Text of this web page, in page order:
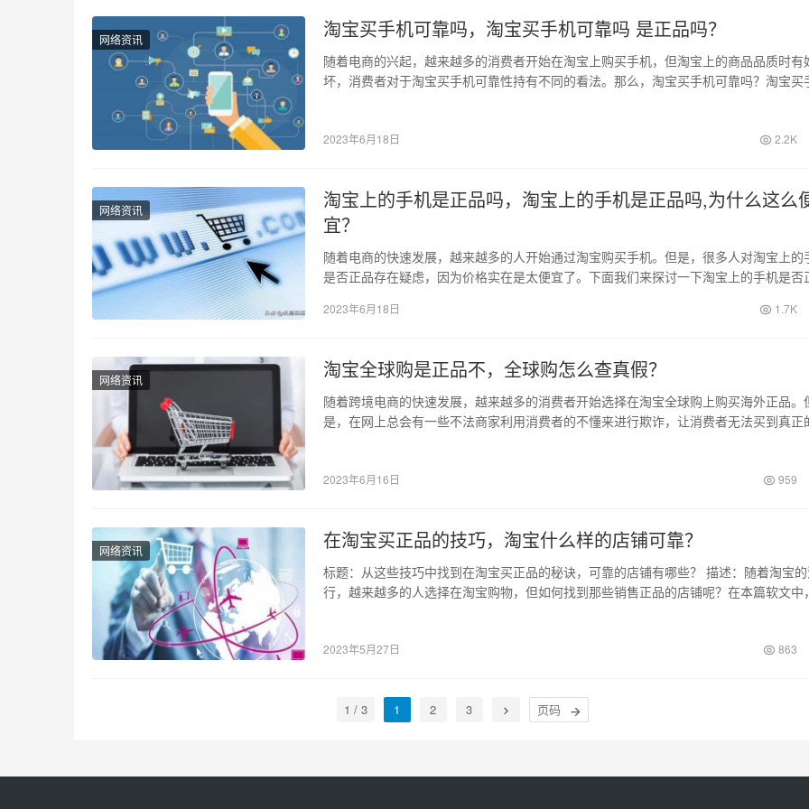
网络资讯 淘宝买手机可靠吗，淘宝买手机可靠吗 是正品吗？
随着电商的兴起，越来越多的消费者开始在淘宝上购买手机，但淘宝上的商品品质时有
坏，消费者对于淘宝买手机可靠性持有不同的看法。那么，淘宝买手机可靠吗？淘宝买
2023年6月18日 2.2K
网络资讯
淘宝上的手机是正品吗，淘宝上的手机是正品吗,为什么这么
宜？
随着电商的快速发展，越来越多的人开始通过淘宝购买手机。但是，很多人对淘宝上的
是否正品存在疑虑，因为价格实在是太便宜了。下面我们来探讨一下淘宝上的手机是否
2023年6月18日 1.7K
网络资讯 淘宝全球购是正品不，全球购怎么查真假？
随着跨境电商的快速发展，越来越多的消费者开始选择在淘宝全球购上购买海外正品。
是，在网上总会有一些不法商家利用消费者的不懂来进行欺诈，让消费者无法买到真正
2023年6月16日 959
网络资讯 在淘宝买正品的技巧，淘宝什么样的店铺可靠？
标题：从这些技巧中找到在淘宝买正品的秘诀，可靠的店铺有哪些？ 描述：随着淘宝
行，越来越多的人选择在淘宝购物，但如何找到那些销售正品的店铺呢？在本篇软文中
2023年5月27日 863
1 / 3 1 2 3